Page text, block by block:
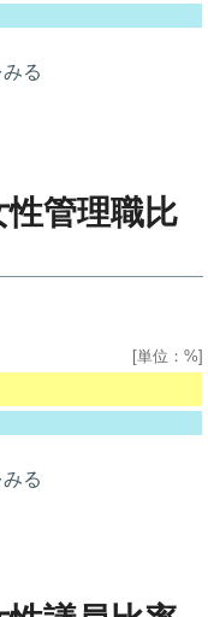
る
管理職比
[単位：%]
る